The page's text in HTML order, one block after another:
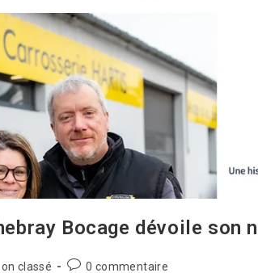
Bocage dévoile
classé 0 commentaire